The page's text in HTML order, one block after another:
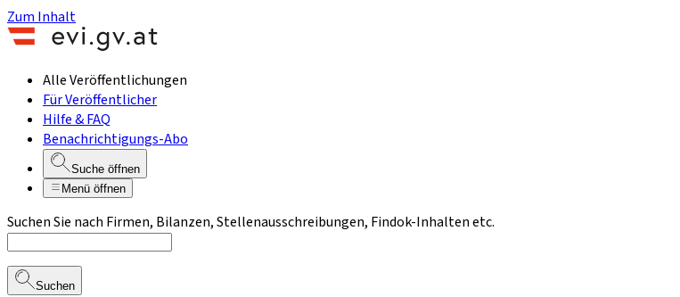
Zum Inhalt
Alle Veröffentlichungen
Für Veröffentlicher
Hilfe & FAQ
Benachrichtigungs-Abo
Suche öffnen
Menü öffnen
Suchen Sie nach Firmen, Bilanzen, Stellenausschreibungen, Findok-Inhalten etc.
Suchen